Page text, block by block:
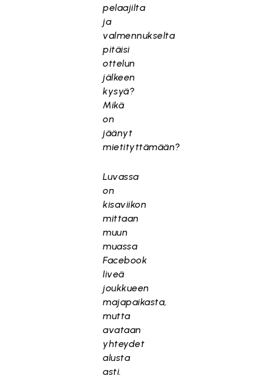
pelaajilta
ja
valmennukselta
pitäisi
ottelun
jälkeen
kysyä?
Mikä
on
jäänyt
mietityttämään?
Luvassa
on
kisaviikon
mittaan
muun
muassa
Facebook
liveä
joukkueen
majapaikasta,
mutta
avataan
yhteydet
alusta
asti.